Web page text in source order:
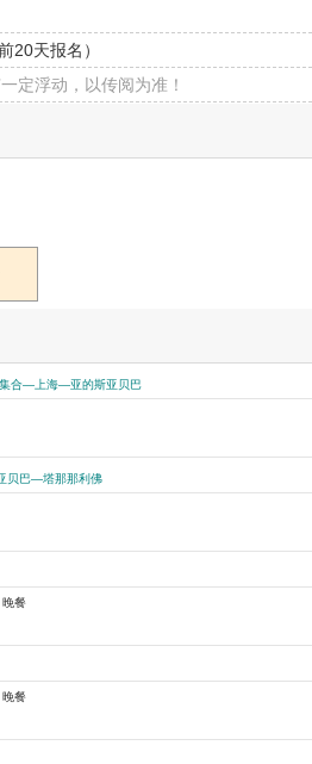
20天报名）
定浮动，以传阅为准！
合—上海—亚的斯亚贝巴
贝巴—塔那那利佛
晚餐
晚餐